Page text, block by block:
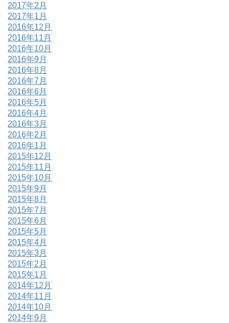
2017年2月
2017年1月
2016年12月
2016年11月
2016年10月
2016年9月
2016年8月
2016年7月
2016年6月
2016年5月
2016年4月
2016年3月
2016年2月
2016年1月
2015年12月
2015年11月
2015年10月
2015年9月
2015年8月
2015年7月
2015年6月
2015年5月
2015年4月
2015年3月
2015年2月
2015年1月
2014年12月
2014年11月
2014年10月
2014年9月